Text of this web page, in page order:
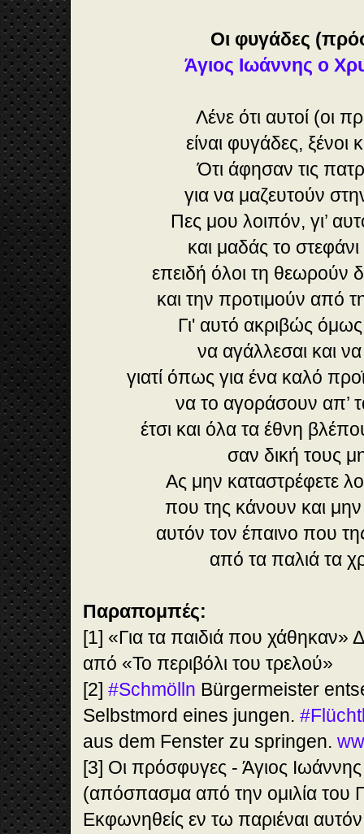
Οι φυγάδες
Άγιος Ιωάννης ο
Λένε ότι αυτοί (οι
είναι φυγάδες, ξένοι
Ότι άφησαν τις
για να μαζευτούν
Πες μου λοιπόν, γι’
και μαδάς το
επειδή όλοι τη θεωρούν
και την προτιμούν από
Γι' αυτό ακριβώς
να αγάλλεσαι και
γιατί όπως για ένα καλό
να το αγοράσουν απ’
έτσι και όλα τα έθνη
σαν δική τους
Ας μην καταστρέφετε
που της κάνουν και
αυτόν τον έπαινο που
από τα παλιά τα
Παραπομπές:
[1] «Για τα παιδιά που
από «Το περιβόλι του τρελού»
[2] #Schmölln Bürgermeister
Selbstmord eines jungen.
aus dem Fenster zu springen.
[3] Οι πρόσφυγες - Άγιος
(απόσπασμα από την ομιλία του
Εκφωνηθείς εν τω παριέναι